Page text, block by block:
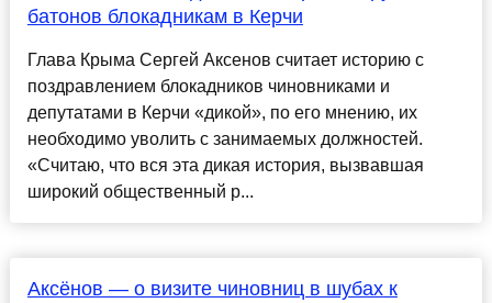
батонов блокадникам в Керчи
Глава Крыма Сергей Аксенов считает историю с
поздравлением блокадников чиновниками и
депутатами в Керчи «дикой», по его мнению, их
необходимо уволить с занимаемых должностей.
«Считаю, что вся эта дикая история, вызвавшая
широкий общественный р...
Аксёнов — о визите чиновниц в шубах к